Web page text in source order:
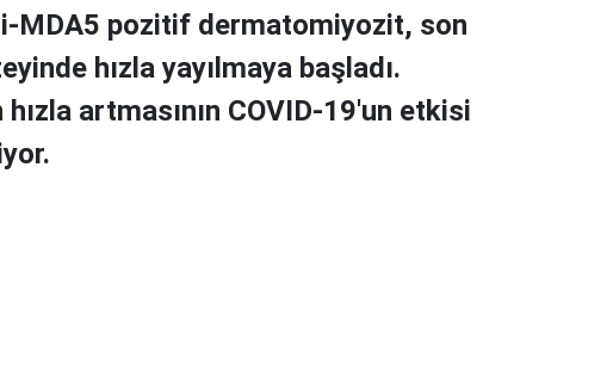
MDA5 pozitif dermatomiyozit, son
hızla yayılmaya başladı.
artmasının COVID-19'un etkisi